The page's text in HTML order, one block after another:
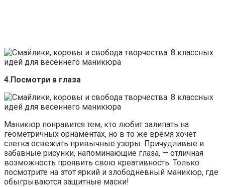
4.Посмотри в глаза
Маникюр понравится тем, кто любит залипать на
геометричных орнаментах, но в то же время хочет
слегка освежить привычные узоры. Причудливые и
забавные рисунки, напоминающие глаза, — отличная
возможность проявить свою креативность. Только
посмотрите на этот яркий и злободневный маникюр, где
обыгрываются защитные маски!